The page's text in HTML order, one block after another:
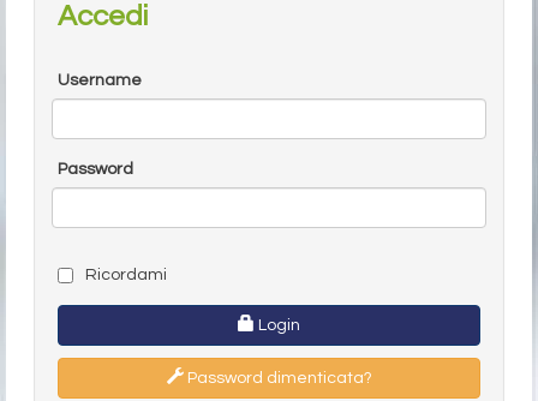
Accedi
Username
Password
Ricordami
Login
Password dimenticata?